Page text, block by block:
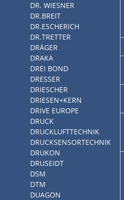
DR. WIESNER
DR.BREIT
DR.ESCHERICH
DR.TRETTER
DRÄGER
DRAKA
DREI BOND
DRESSER
DRIESCHER
DRIESEN+KERN
DRIVE EUROPE
DRUCK
DRUCKLUFTTECHNIK
DRUCKSENSORTECHNIK
DRUKON
DRUSEIDT
DSM
DTM
DUAGON